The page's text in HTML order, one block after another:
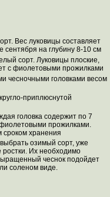
Вес луковицы составляет
сентября на глубину 8-10 см
сорт. Луковицы плоские,
с фиолетовыми прожилками
чесночными головками весом
приплюснутой
головка содержит по 7
прожилками.
сроком хранения
озимый сорт, уже
ростки. Их необходимо
чеснок подойдет
соленом виде.